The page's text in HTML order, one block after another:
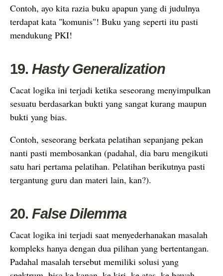
Contoh, ayo kita razia buku apapun yang di judulnya
terdapat kata "komunis"! Buku yang seperti itu pasti
mendukung PKI!
19. Hasty Generalization
Cacat logika ini terjadi ketika seseorang menyimpulkan
sesuatu berdasarkan bukti yang sangat kurang maupun
bukti yang bias.
Contoh, seseorang berkata pelatihan sepanjang pekan
nanti pasti membosankan (padahal, dia baru mengikuti
satu hari pertama pelatihan. Pelatihan berikutnya pasti
tergantung guru dan materi lain, kan?).
20. False Dilemma
Cacat logika ini terjadi saat menyederhanakan masalah
kompleks hanya dengan dua pilihan yang bertentangan.
Padahal masalah tersebut memiliki solusi yang